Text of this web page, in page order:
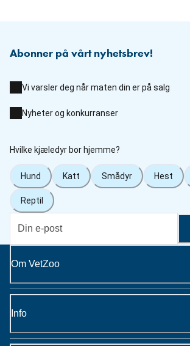
Abonner på vårt nyhetsbrev!
Vi varsler deg når maten din er på salg
Nyheter og konkurranser
Hvilke kjæledyr bor hjemme?
Hund Katt Smådyr Hest
Reptil
Om VetZoo
Info